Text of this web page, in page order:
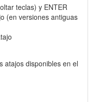
teclas) y ENTER
(en versiones antiguas
atajos disponibles en el